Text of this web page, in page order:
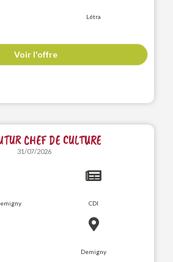
Létra
Voir l'offre
CHEF DE CULTURE
31/07/2026
CDI
Demigny